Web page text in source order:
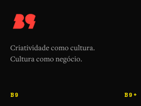
Criatividade como cultura.
Cultura como negócio.
B9 B9+